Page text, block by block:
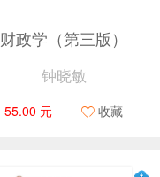
财政学（第三版）
钟晓敏
55.00 元 收藏